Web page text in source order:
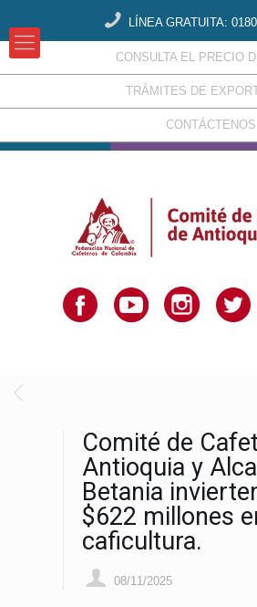
LÍNEA GRATUITA:
CONSULTA EL PRECIO
TRÁMITES DE
CONTÁCTENOS
Comité de
Antioquia y
Betania
$622 millones
caficultura.
08/11/2025